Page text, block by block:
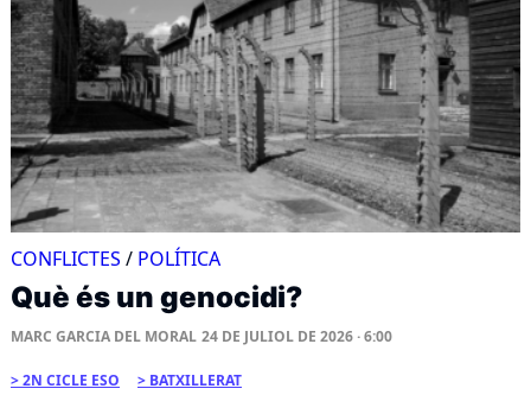
CONFLICTES / POLÍTICA
Què és un genocidi?
MARC GARCIA DEL MORAL 24 DE JULIOL DE 2026 · 6:00
2N CICLE ESO BATXILLERAT